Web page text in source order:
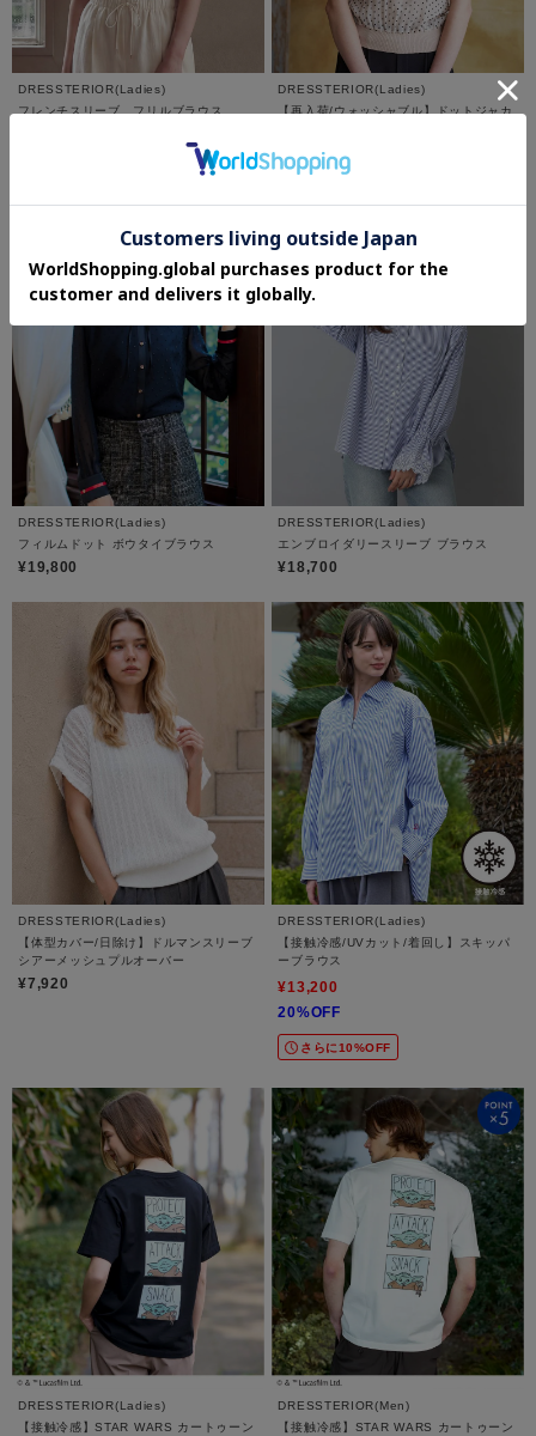
DRESSTERIOR(Ladies)
フレンチスリーブ フリルブラウス
DRESSTERIOR(Ladies)
【再入荷/ウォッシャブル】ドットジャカ
¥9,900
DRESSTERIOR(Ladies)
フィルムドット ボウタイブラウス
¥19,800
DRESSTERIOR(Ladies)
エンブロイダリースリーブ ブラウス
¥18,700
DRESSTERIOR(Ladies)
【体型カバー/日除け】ドルマンスリーブ
シアーメッシュプルオーバー
¥7,920
DRESSTERIOR(Ladies)
【接触冷感/UVカット/着回し】スキッパ
ーブラウス
¥13,200
20%OFF
さらに10%OFF
DRESSTERIOR(Ladies)
【接触冷感】STAR WARS カートゥーン
DRESSTERIOR(Men)
【接触冷感】STAR WARS カートゥーン